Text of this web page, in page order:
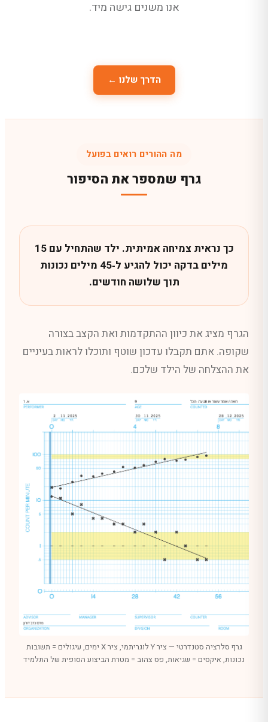
אנו משנים גישה מיד.
הדרך שלנו ←
מה ההורים רואים בפועל
גרף שמספר את הסיפור
כך נראית צמיחה אמיתית. ילד שהתחיל עם 15
מילים בדקה יכול להגיע ל‑45 מילים נכונות
תוך שלושה חודשים.
הגרף מציג את כיוון ההתקדמות ואת הקצב בצורה
שקופה. אתם תקבלו עדכון שוטף ותוכלו לראות בעיניים
את ההצלחה של הילד שלכם.
גרף סלרציה סטנדרטי — ציר Y לוגריתמי, ציר X ימים, עיגולים = תשובות
נכונות, איקסים = שגיאות, פס צהוב = מטרת הביצוע הסופית של התלמיד